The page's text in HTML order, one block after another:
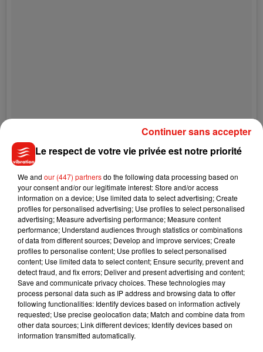
Petite pensée romantique pour vous souhaiter une bonne
journée �xÊ�SÈxR� Plein d’énormes bisous à tous... ❤️
�xS�x".. et bon dimanche...�xÊ
Une publication partagée parLoana(@loana_karesdanje) le
Le respect de votre vie privée est notre priorité
We and our (447) partnersdo the following data processing based on
your consent and/or our legitimate interest: Store and/or access
information on a device; Use limited data to select advertising; Create
profiles for personalised advertising; Use profiles to select personalised
advertising; Measure advertising performance; Measure content
performance; Understand audiences through statistics or combinations
of data from different sources; Develop and improve services; Create
profiles to personalise content; Use profiles to select personalised
content; Use limited data to select content; Ensure security, prevent and
detect fraud, and fix errors; Deliver and present advertising and content;
Save and communicate privacy choices. These technologies may
process personal data such as IP address and browsing data to offer
following functionalities: Identify devices based on information actively
requested; Use precise geolocation data; Match and combine data from
other data sources; Link different devices; Identify devices based on
information transmitted automatically.
Continuer sans accepter